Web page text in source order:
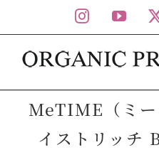
to
content
Instagram
MeTIME（ミ
イストリッチ